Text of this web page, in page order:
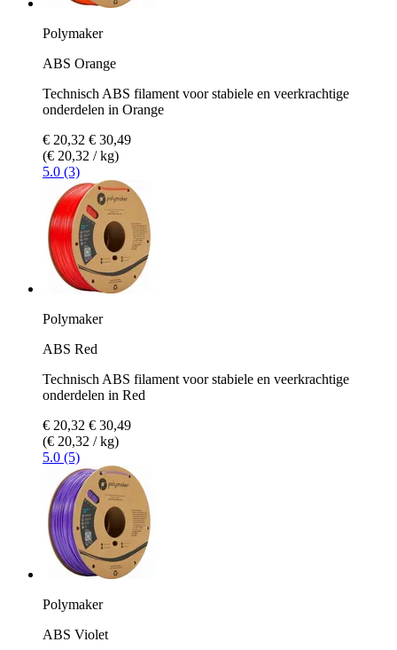
Polymaker
ABS Orange
Technisch ABS filament voor stabiele en veerkrachtige
onderdelen in Orange
€ 20,32 € 30,49
(€ 20,32 / kg)
5.0 (3)
Polymaker
ABS Red
Technisch ABS filament voor stabiele en veerkrachtige
onderdelen in Red
€ 20,32 € 30,49
(€ 20,32 / kg)
5.0 (5)
Polymaker
ABS Violet